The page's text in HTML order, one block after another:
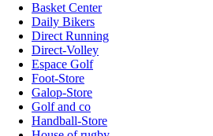
Basket Center
Daily Bikers
Direct Running
Direct-Volley
Espace Golf
Foot-Store
Galop-Store
Golf and co
Handball-Store